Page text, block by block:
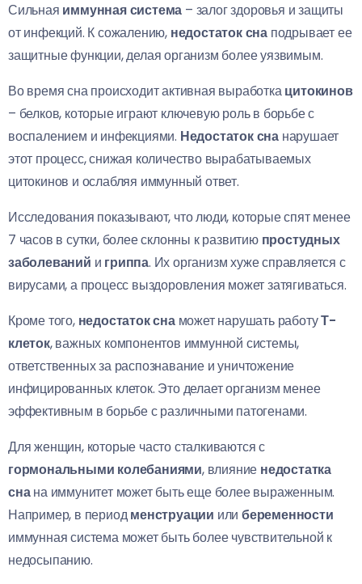
Сильная иммунная система – залог здоровья и защиты
от инфекций. К сожалению, недостаток сна подрывает ее
защитные функции, делая организм более уязвимым.
Во время сна происходит активная выработкацитокинов
– белков, которые играют ключевую роль в борьбе с
воспалением и инфекциями. Недостаток сна нарушает
этот процесс, снижая количество вырабатываемых
цитокинов и ослабляя иммунный ответ.
Исследования показывают, что люди, которые спят менее
7 часов в сутки, более склонны к развитию простудных
заболеваний и гриппа. Их организм хуже справляется с
вирусами, а процесс выздоровления может затягиваться.
Кроме того, недостаток снаможет нарушать работуТ-
клеток, важных компонентов иммунной системы,
ответственных за распознавание и уничтожение
инфицированных клеток. Это делает организм менее
эффективным в борьбе с различными патогенами.
Для женщин, которые часто сталкиваются с
гормональными колебаниями, влияние недостатка
снана иммунитет может быть еще более выраженным.
Например, в периодменструации илибеременности
иммунная система может быть более чувствительной к
недосыпанию.